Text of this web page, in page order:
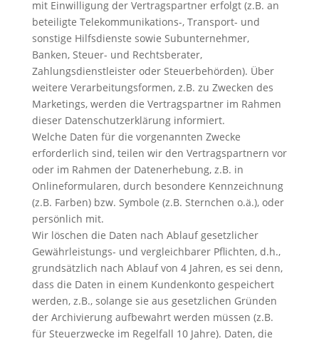
mit Einwilligung der Vertragspartner erfolgt (z.B. an
beteiligte Telekommunikations-, Transport- und
sonstige Hilfsdienste sowie Subunternehmer,
Banken, Steuer- und Rechtsberater,
Zahlungsdienstleister oder Steuerbehörden). Über
weitere Verarbeitungsformen, z.B. zu Zwecken des
Marketings, werden die Vertragspartner im Rahmen
dieser Datenschutzerklärung informiert.
Welche Daten für die vorgenannten Zwecke
erforderlich sind, teilen wir den Vertragspartnern vor
oder im Rahmen der Datenerhebung, z.B. in
Onlineformularen, durch besondere Kennzeichnung
(z.B. Farben) bzw. Symbole (z.B. Sternchen o.ä.), oder
persönlich mit.
Wir löschen die Daten nach Ablauf gesetzlicher
Gewährleistungs- und vergleichbarer Pflichten, d.h.,
grundsätzlich nach Ablauf von 4 Jahren, es sei denn,
dass die Daten in einem Kundenkonto gespeichert
werden, z.B., solange sie aus gesetzlichen Gründen
der Archivierung aufbewahrt werden müssen (z.B.
für Steuerzwecke im Regelfall 10 Jahre). Daten, die